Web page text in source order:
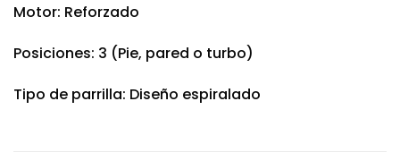
Motor: Reforzado
Posiciones: 3 (Pie, pared o turbo)
Tipo de parrilla: Diseño espiralado